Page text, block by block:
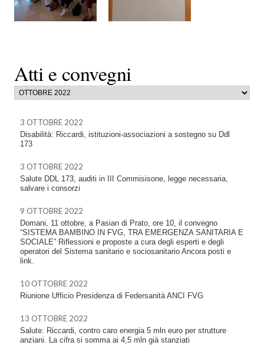
Atti e convegni
3 OTTOBRE 2022
Disabilità: Riccardi, istituzioni-associazioni a sostegno su Ddl
173
3 OTTOBRE 2022
Salute DDL 173, auditi in III Commisisone, legge necessaria,
salvare i consorzi
9 OTTOBRE 2022
Domani, 11 ottobre, a Pasian di Prato, ore 10, il convegno
“SISTEMA BAMBINO IN FVG, TRA EMERGENZA SANITARIA E
SOCIALE” Riflessioni e proposte a cura degli esperti e degli
operatori del Sistema sanitario e sociosanitario Ancora posti e
link.
10 OTTOBRE 2022
Riunione Ufficio Presidenza di Federsanità ANCI FVG
13 OTTOBRE 2022
Salute: Riccardi, contro caro energia 5 mln euro per strutture
anziani. La cifra si somma ai 4,5 mln già stanziati